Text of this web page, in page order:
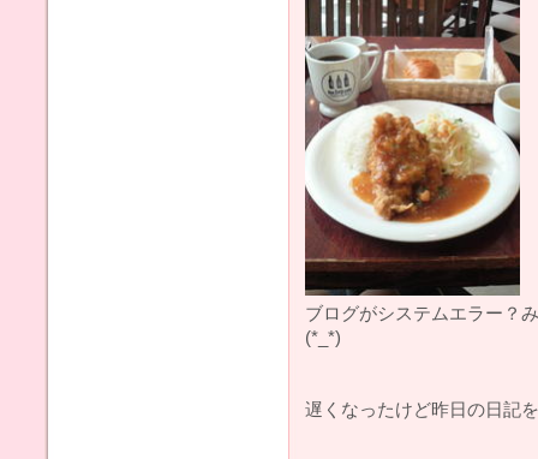
ブログがシステムエラー？
(*_*)
遅くなったけど昨日の日記